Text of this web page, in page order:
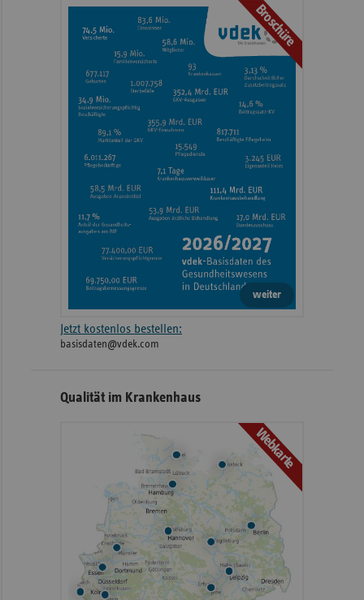
Broschüre
weiter
Jetzt kostenlos bestellen:
basisdaten@vdek.com
Qualität im Krankenhaus
Webkarte